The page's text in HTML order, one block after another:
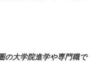
の大学院進学や専門職で